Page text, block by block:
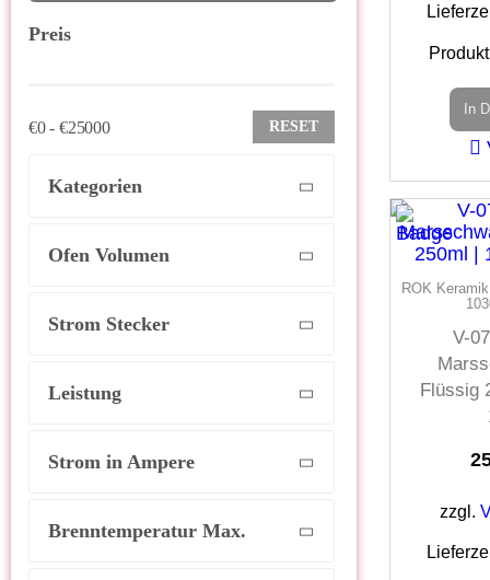
Preis
€0 - €25000 RESET
Kategorien
Ofen Volumen
Strom Stecker
Leistung
Strom in Ampere
Brenntemperatur Max.
In
ROK
V-
Flüssig
zzgl.